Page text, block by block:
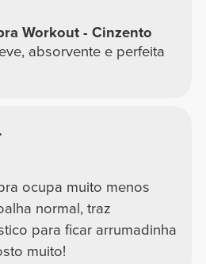
Workout - Cinzento
absorvente e perfeita
ocupa muito menos
normal, traz
para ficar arrumadinha
muito!